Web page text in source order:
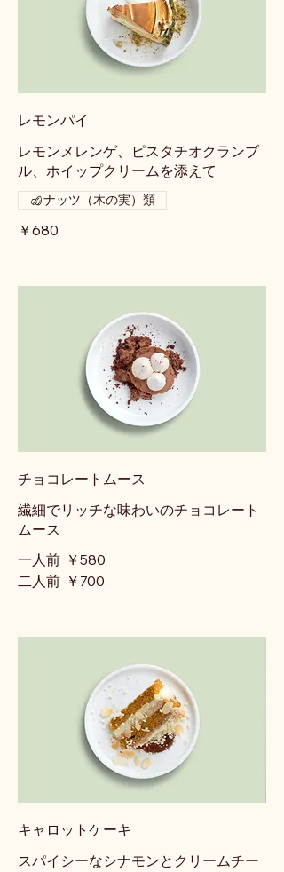
レモンパイ
レモンメレンゲ、ピスタチオクランブ
ル、ホイップクリームを添えて
￥680
ナッツ（木の実）類
チョコレートムース
繊細でリッチな味わいのチョコレート
ムース
一人前 ￥580
二人前 ￥700
キャロットケーキ
スパイシーなシナモンとクリームチー